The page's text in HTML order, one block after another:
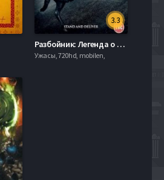
3.3
Разбойник: Легенда о Дике Тёрпине (2022)
Ужасы, 720hd, mobilen,